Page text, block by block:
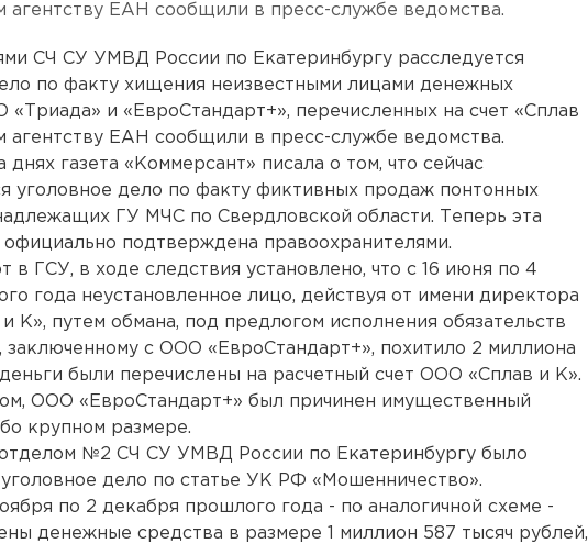
агентству ЕАН сообщили в пресс-службе ведомства.
СЧ СУ УМВД России по Екатеринбургу расследуется
по факту хищения неизвестными лицами денежных
и «ЕвроСтандарт+», перечисленных на счет «Сплав
агентству ЕАН сообщили в пресс-службе ведомства.
днях газета «Коммерсант» писала о том, что сейчас
уголовное дело по факту фиктивных продаж понтонных
ГУ МЧС по Свердловской области. Теперь эта
подтверждена правоохранителями.
в ГСУ, в ходе следствия установлено, что с 16 июня по 4
года неустановленное лицо, действуя от имени директора
К», путем обмана, под предлогом исполнения обязательств
заключенному с ООО «ЕвроСтандарт+», похитило 2 миллиона
были перечислены на расчетный счет ООО «Сплав и К».
ООО «ЕвроСтандарт+» был причинен имущественный
крупном размере.
отделом №2 СЧ СУ УМВД России по Екатеринбургу было
дело по статье УК РФ «Мошенничество».
по 2 декабря прошлого года - по аналогичной схеме -
денежные средства в размере 1 миллион 587 тысяч рублей,